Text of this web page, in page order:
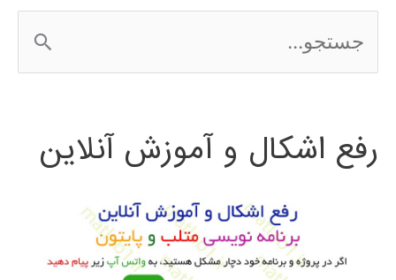
س
ج
رفع اشکال و آموزش آنلاین